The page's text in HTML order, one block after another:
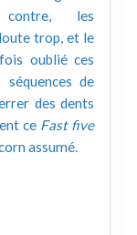
les
trop, et le
oublié ces
de
des dents
ce Fast five
assumé.